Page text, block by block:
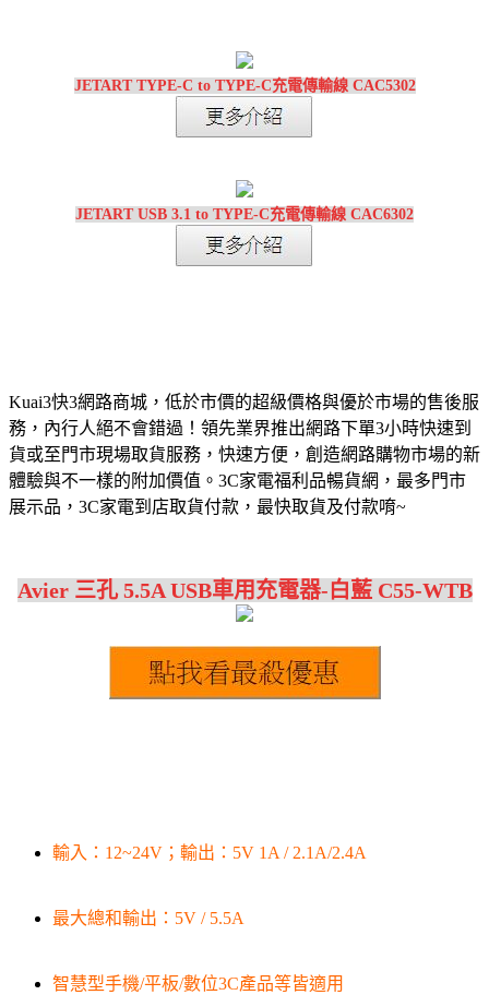
JETART TYPE-C to TYPE-C充電傳輸線 CAC5302
JETART USB 3.1 to TYPE-C充電傳輸線 CAC6302
Kuai3快3網路商城，低於市價的超級價格與優於市場的售後服
務，內行人絕不會錯過！領先業界推出網路下單3小時快速到
貨或至門市現場取貨服務，快速方便，創造網路購物市場的新
體驗與不一樣的附加價值。3C家電福利品暢貨網，最多門市
展示品，3C家電到店取貨付款，最快取貨及付款唷~
Avier 三孔 5.5A USB車用充電器-白藍 C55-WTB
輸入：12~24V；輸出：5V 1A / 2.1A/2.4A
最大總和輸出：5V / 5.5A
智慧型手機/平板/數位3C產品等皆適用